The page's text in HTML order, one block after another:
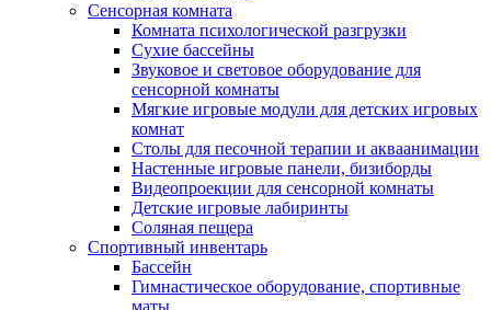
Сенсорная комната
Комната психологической разгрузки
Сухие бассейны
Звуковое и световое оборудование для
сенсорной комнаты
Мягкие игровые модули для детских игровых
комнат
Столы для песочной терапии и акваанимации
Настенные игровые панели, бизиборды
Видеопроекции для сенсорной комнаты
Детские игровые лабиринты
Соляная пещера
Спортивный инвентарь
Бассейн
Гимнастическое оборудование, спортивные
маты